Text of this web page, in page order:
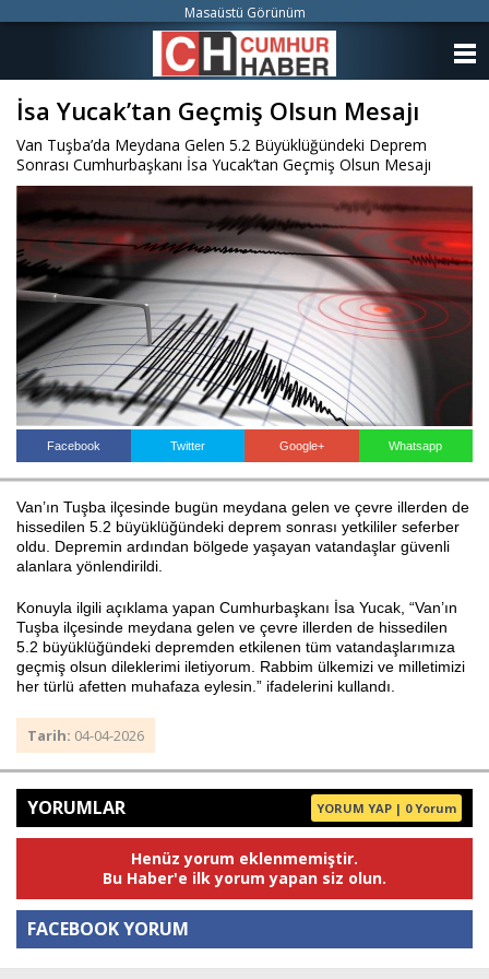
İsa Yucak’tan Geçmiş Olsun Mesajı
Van Tuşba’da Meydana Gelen 5.2 Büyüklüğündeki Deprem
Sonrası Cumhurbaşkanı İsa Yucak’tan Geçmiş Olsun Mesajı
Facebook Twitter Google+ Whatsapp
Van’ın Tuşba ilçesinde bugün meydana gelen ve çevre illerden de
hissedilen 5.2 büyüklüğündeki deprem sonrası yetkililer seferber
oldu. Depremin ardından bölgede yaşayan vatandaşlar güvenli
alanlara yönlendirildi.
Konuyla ilgili açıklama yapan Cumhurbaşkanı İsa Yucak, “Van’ın
Tuşba ilçesinde meydana gelen ve çevre illerden de hissedilen
5.2 büyüklüğündeki depremden etkilenen tüm vatandaşlarımıza
geçmiş olsun dileklerimi iletiyorum. Rabbim ülkemizi ve milletimizi
her türlü afetten muhafaza eylesin.” ifadelerini kullandı.
Tarih: 04-04-2026
YORUMLAR YORUM YAP | 0 Yorum
Henüz yorum eklenmemiştir.
Bu Haber'e ilk yorum yapan siz olun.
FACEBOOK YORUM
Masaüstü Görünüm
KATEGORİLER
YAZARLAR
ANKETLER
FOTO GALERİ
VİDEO GALERİ
KÜNYE
İLETİŞİM